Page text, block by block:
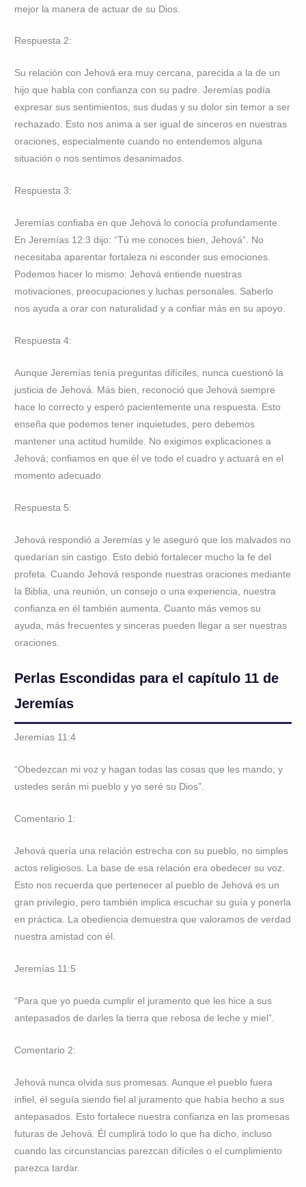
mejor la manera de actuar de su Dios.
Respuesta 2:
Su relación con Jehová era muy cercana, parecida a la de un
hijo que habla con confianza con su padre. Jeremías podía
expresar sus sentimientos, sus dudas y su dolor sin temor a ser
rechazado. Esto nos anima a ser igual de sinceros en nuestras
oraciones, especialmente cuando no entendemos alguna
situación o nos sentimos desanimados.
Respuesta 3:
Jeremías confiaba en que Jehová lo conocía profundamente.
En Jeremías 12:3 dijo: “Tú me conoces bien, Jehová”. No
necesitaba aparentar fortaleza ni esconder sus emociones.
Podemos hacer lo mismo: Jehová entiende nuestras
motivaciones, preocupaciones y luchas personales. Saberlo
nos ayuda a orar con naturalidad y a confiar más en su apoyo.
Respuesta 4:
Aunque Jeremías tenía preguntas difíciles, nunca cuestionó la
justicia de Jehová. Más bien, reconoció que Jehová siempre
hace lo correcto y esperó pacientemente una respuesta. Esto
enseña que podemos tener inquietudes, pero debemos
mantener una actitud humilde. No exigimos explicaciones a
Jehová; confiamos en que él ve todo el cuadro y actuará en el
momento adecuado.
Respuesta 5:
Jehová respondió a Jeremías y le aseguró que los malvados no
quedarían sin castigo. Esto debió fortalecer mucho la fe del
profeta. Cuando Jehová responde nuestras oraciones mediante
la Biblia, una reunión, un consejo o una experiencia, nuestra
confianza en él también aumenta. Cuanto más vemos su
ayuda, más frecuentes y sinceras pueden llegar a ser nuestras
oraciones.
Perlas Escondidas para el capítulo 11 de
Jeremías
Jeremías 11:4
“Obedezcan mi voz y hagan todas las cosas que les mando; y
ustedes serán mi pueblo y yo seré su Dios”.
Comentario 1:
Jehová quería una relación estrecha con su pueblo, no simples
actos religiosos. La base de esa relación era obedecer su voz.
Esto nos recuerda que pertenecer al pueblo de Jehová es un
gran privilegio, pero también implica escuchar su guía y ponerla
en práctica. La obediencia demuestra que valoramos de verdad
nuestra amistad con él.
Jeremías 11:5
“Para que yo pueda cumplir el juramento que les hice a sus
antepasados de darles la tierra que rebosa de leche y miel”.
Comentario 2:
Jehová nunca olvida sus promesas. Aunque el pueblo fuera
infiel, él seguía siendo fiel al juramento que había hecho a sus
antepasados. Esto fortalece nuestra confianza en las promesas
futuras de Jehová. Él cumplirá todo lo que ha dicho, incluso
cuando las circunstancias parezcan difíciles o el cumplimiento
parezca tardar.